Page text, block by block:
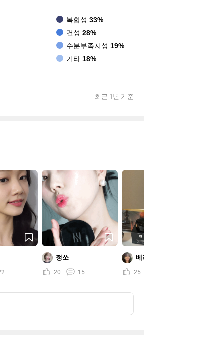
복합성 33%
건성 28%
수분부족지성 19%
기타 18%
최근 1년 기준
정쏘
20 15
베리뮤트
25